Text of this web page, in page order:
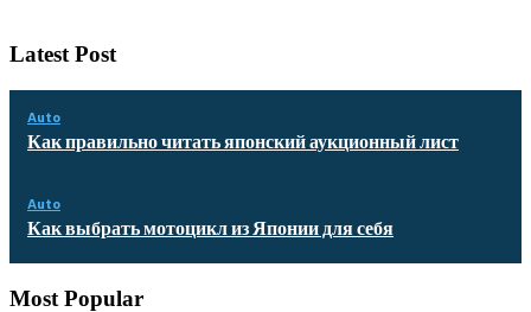
Latest Post
Auto
Как правильно читать японский аукционный лист
Auto
Как выбрать мотоцикл из Японии для себя
Most Popular